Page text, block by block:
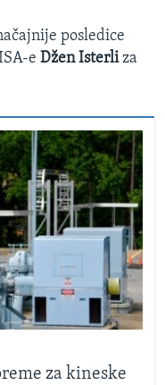
posledice
e Džen Isterliza
za kineske